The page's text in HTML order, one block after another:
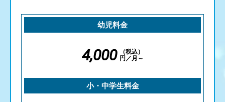
幼児料金
4,000
（税込）
円／月～
小・中学生料金